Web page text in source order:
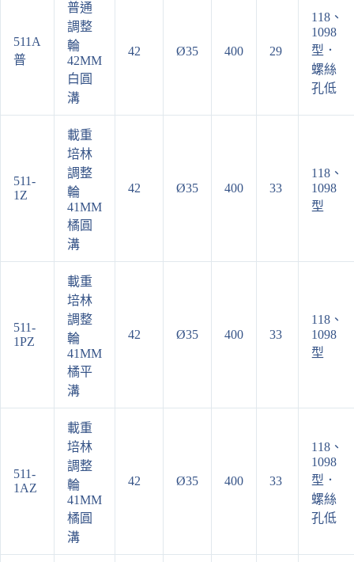
511A
普
普通
調整
輪
42MM
白圓
溝
42 Ø35 400 29
118、
1098
型．
螺絲
孔低
511-
1Z
載重
培林
調整
輪
41MM
橘圓
溝
42 Ø35 400 33
118、
1098
型
511-
1PZ
載重
培林
調整
輪
41MM
橘平
溝
42 Ø35 400 33
118、
1098
型
511-
1AZ
載重
培林
調整
輪
41MM
橘圓
溝
42 Ø35 400 33
118、
1098
型．
螺絲
孔低